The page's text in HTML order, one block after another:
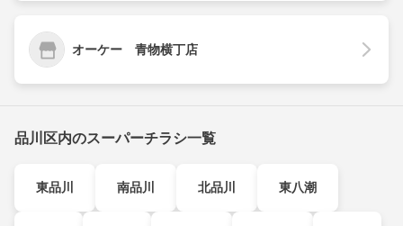
オーケー 青物横丁店
品川区内のスーパーチラシ一覧
東品川 南品川 北品川 東八潮